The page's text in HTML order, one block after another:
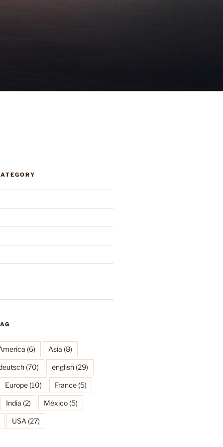
(6) Asia (8)
(70) english(29)
Europe(10) France(5)
India (2) México(5)
USA(27)